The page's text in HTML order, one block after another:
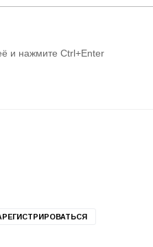
и нажмите Ctrl+Enter